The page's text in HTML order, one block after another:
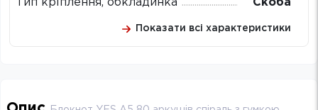
Тип кріплення, обкладинка Скоба
Показати всі характеристики